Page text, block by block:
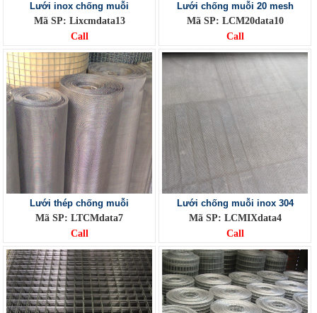
Lưới inox chống muỗi
Mã SP: Lixcmdata13
Call
Lưới chống muỗi 20 mesh
Mã SP: LCM20data10
Call
Lưới thép chống muỗi
Mã SP: LTCMdata7
Call
Lưới chống muỗi inox 304
Mã SP: LCMIXdata4
Call